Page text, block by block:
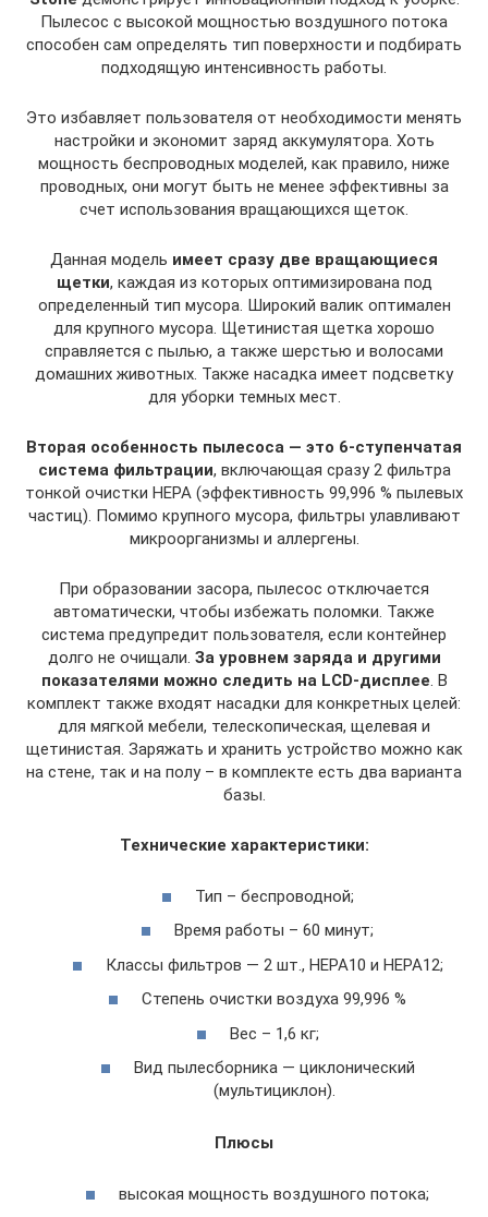
Пылесос с высокой мощностью воздушного потока
способен сам определять тип поверхности и подбирать
подходящую интенсивность работы.
Это избавляет пользователя от необходимости менять
настройки и экономит заряд аккумулятора. Хоть
мощность беспроводных моделей, как правило, ниже
проводных, они могут быть не менее эффективны за
счет использования вращающихся щеток.
Данная модель имеет сразу две вращающиеся
щетки, каждая из которых оптимизирована под
определенный тип мусора. Широкий валик оптимален
для крупного мусора. Щетинистая щетка хорошо
справляется с пылью, а также шерстью и волосами
домашних животных. Также насадка имеет подсветку
для уборки темных мест.
Вторая особенность пылесоса — это 6-ступенчатая
система фильтрации, включающая сразу 2 фильтра
тонкой очистки HEPA (эффективность 99,996 % пылевых
частиц). Помимо крупного мусора, фильтры улавливают
микроорганизмы и аллергены.
При образовании засора, пылесос отключается
автоматически, чтобы избежать поломки. Также
система предупредит пользователя, если контейнер
долго не очищали. За уровнем заряда и другими
показателями можно следить на LCD-дисплее. В
комплект также входят насадки для конкретных целей:
для мягкой мебели, телескопическая, щелевая и
щетинистая. Заряжать и хранить устройство можно как
на стене, так и на полу – в комплекте есть два варианта
базы.
Технические характеристики:
Тип – беспроводной;
Время работы – 60 минут;
Классы фильтров — 2 шт., HEPA10 и HEPA12;
Степень очистки воздуха 99,996 %
Вес – 1,6 кг;
Вид пылесборника — циклонический
(мультициклон).
Плюсы
высокая мощность воздушного потока;